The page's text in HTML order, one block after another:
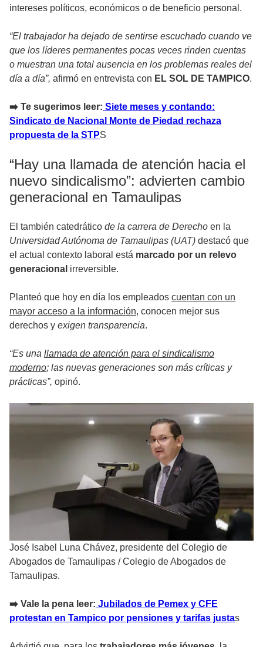
intereses políticos, económicos o de beneficio personal.
“El trabajador ha dejado de sentirse escuchado cuando ve
que los líderes permanentes pocas veces rinden cuentas
o muestran una total ausencia en los problemas reales del
día a día”, afirmó en entrevista con EL SOL DE TAMPICO.
➡️ Te sugerimos leer: Siete meses y contando:
Sindicato de Nacional Monte de Piedad rechaza
propuesta de la STPS
“Hay una llamada de atención hacia el
nuevo sindicalismo”: advierten cambio
generacional en Tamaulipas
El también catedrático de la carrera de Derecho en la
Universidad Autónoma de Tamaulipas (UAT) destacó que
el actual contexto laboral está marcado por un relevo
generacional irreversible.
Planteó que hoy en día los empleados cuentan con un
mayor acceso a la información, conocen mejor sus
derechos y exigen transparencia.
“Es una llamada de atención para el sindicalismo
moderno; las nuevas generaciones son más críticas y
prácticas”, opinó.
José Isabel Luna Chávez, presidente del Colegio de
Abogados de Tamaulipas /Colegio de Abogados de
Tamaulipas.
➡️ Vale la pena leer: Jubilados de Pemex y CFE
protestan en Tampico por pensiones y tarifas justas